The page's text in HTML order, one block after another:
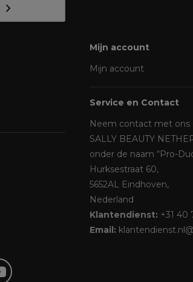
Mijn account
Mijn account
Service en Contact
Neem contact met ons
SALLY BEAUTY
onder de naam “Pro-
Hurksestraat 60,
5652AL Eindhoven,
Nederland
Klantendienst: +31 40
Email: